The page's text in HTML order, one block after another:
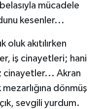
mücadele
kesenler...
oluk akıtılırken
iş cinayetleri; hani
cinayetler... Akran
dönmüş
sevgili yurdum.